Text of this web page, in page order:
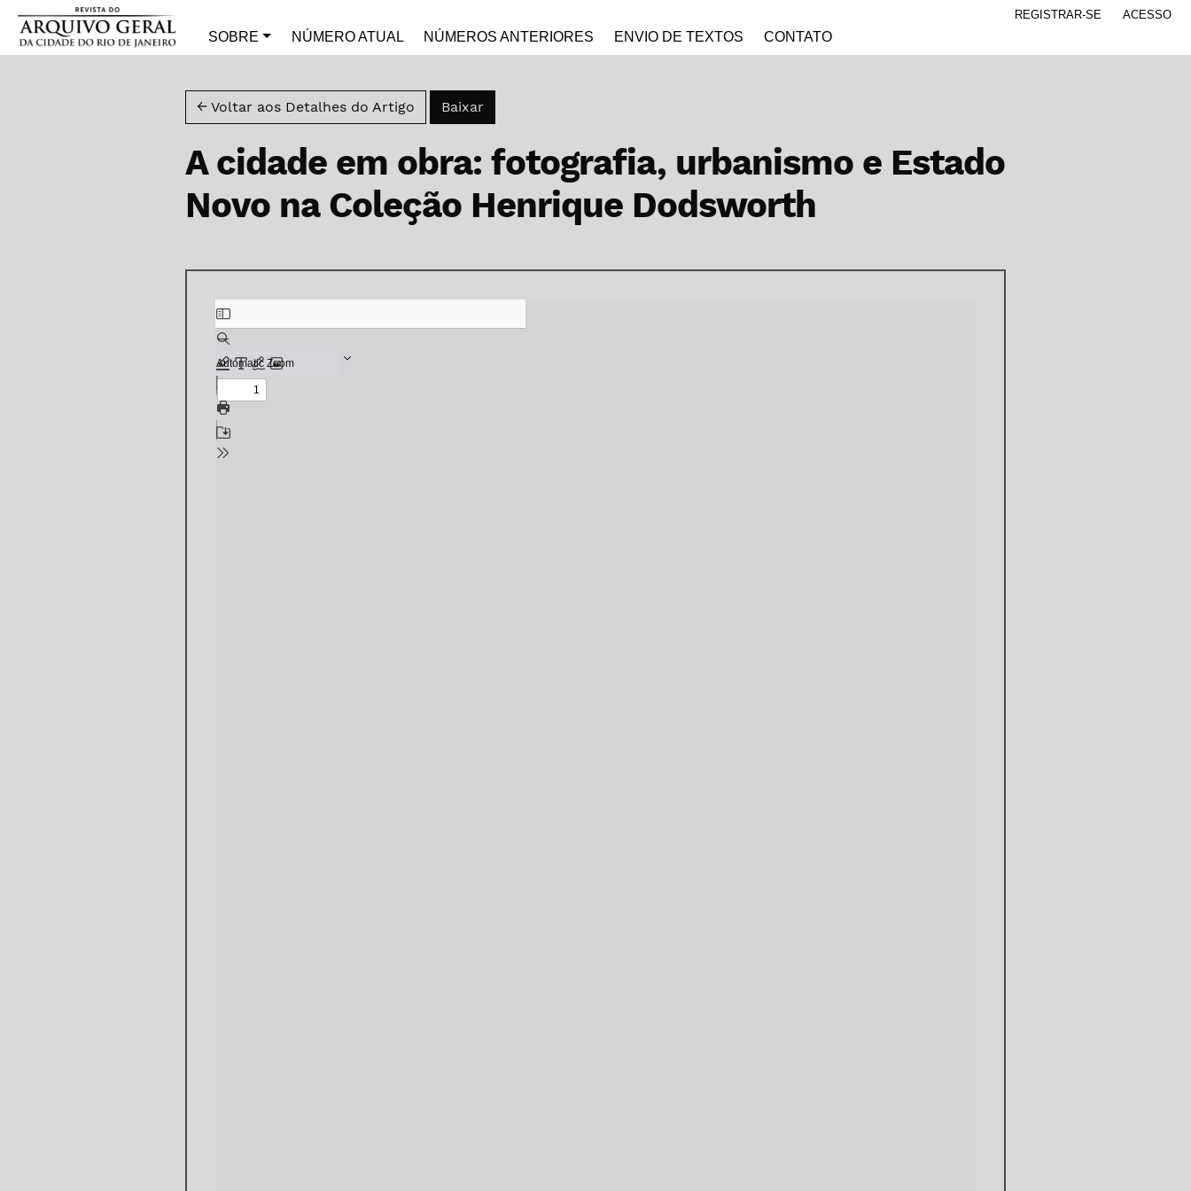
Ir para o menu de navegação principal
Ir para o conteúdo principal
Ir para o rodapé REGISTRAR-SE ACESSO
SOBRE NÚMERO ATUAL NÚMEROS ANTERIORES ENVIO DE TEXTOS CONTATO
← Voltar aos Detalhes do Artigo Baixar
A cidade em obra: fotografia, urbanismo e Estado
Novo na Coleção Henrique Dodsworth